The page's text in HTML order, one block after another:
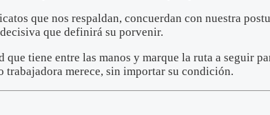
que nos respaldan, concuerdan con nuestra
que definirá su porvenir.
tiene entre las manos y marque la ruta a seguir
merece, sin importar su condición.